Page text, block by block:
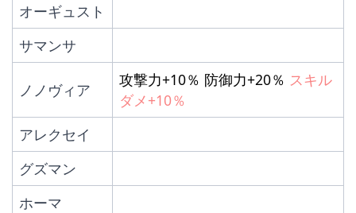
オーギュスト
サマンサ
ノノヴィア
攻撃力+10％ 防御力+20％ スキル
ダメ+10％
アレクセイ
グズマン
ホーマ